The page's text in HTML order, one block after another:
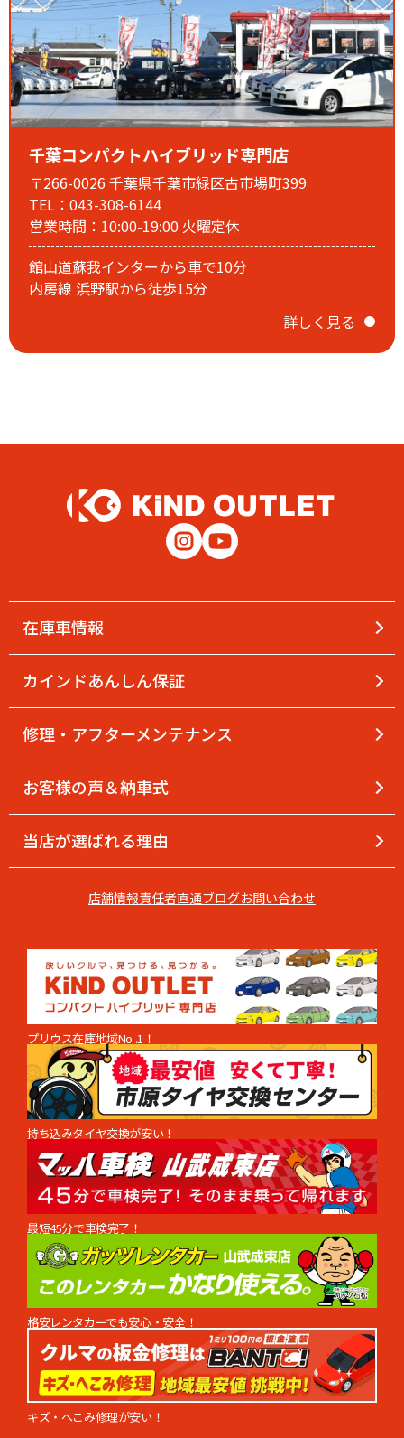
誠に勝手ながら
毎週火曜日・第1.3水曜日は定休日となります。
申し上げます。
2025.12.28
1月3日(土)初売りスタート!!
カインドアウトレットの初売りは1月3日(土)スタート!!
コチラをクリック
2025.12.28
【1月店休日並びに年末年始休暇のご案内】
\重要なお知らせ/
【1月店休日並びに年末年始休暇のご案内】
誠に勝手ながら
毎週火曜日、第1、第3水曜日は定休日となります。
また12月29日(月)〜1月2日(金)まで年末年始休業とさせてい
ただきます。
お客さまにはご迷惑をおかけして申し訳御座いませんが、何
卒よろしくお願いいたします。
カインドアウトレット
2025.11.30
【12月店休日並びに年末年始休暇のご案内】
千葉コンパクトハイブリッド専門店
〒266-0026 千葉県千葉市緑区古市場町399
TEL：043-308-6144
営業時間：10:00-19:00 火曜定休
館山道蘇我インターから車で10分
内房線 浜野駅から徒歩15分
詳しく見る
在庫車情報
カインドあんしん保証
修理・アフターメンテナンス
お客様の声＆納車式
当店が選ばれる理由
店舗情報責任者直通ブログお問い合わせ
プリウス在庫地域No .1！
持ち込みタイヤ交換が安い！
最短45分で車検完了！
格安レンタカーでも安心・安全！
キズ・へこみ修理が安い！